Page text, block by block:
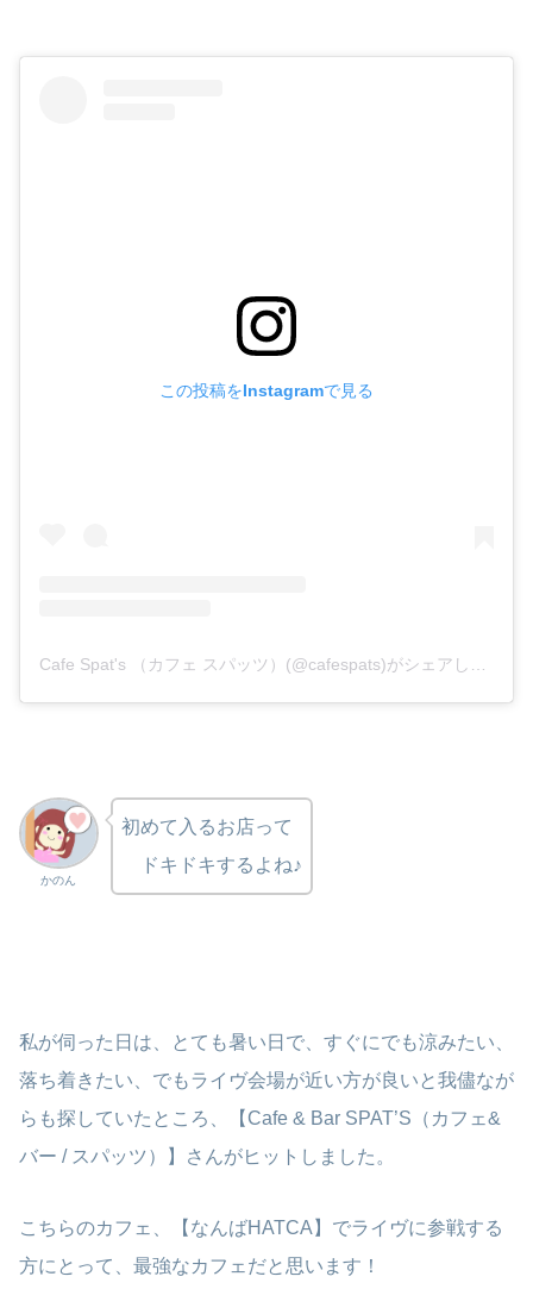
この投稿をInstagramで見る
Cafe Spat's （カフェ スパッツ）(@cafespats)がシェアした投稿
かのん
初めて入るお店って
ドキドキするよね♪
私が伺った日は、とても暑い日で、すぐにでも涼みたい、
落ち着きたい、でもライヴ会場が近い方が良いと我儘なが
らも探していたところ、【Cafe & Bar SPAT’S（カフェ&
バー / スパッツ）】さんがヒットしました。
こちらのカフェ、【なんばHATCA】でライヴに参戦する
方にとって、最強なカフェだと思います！